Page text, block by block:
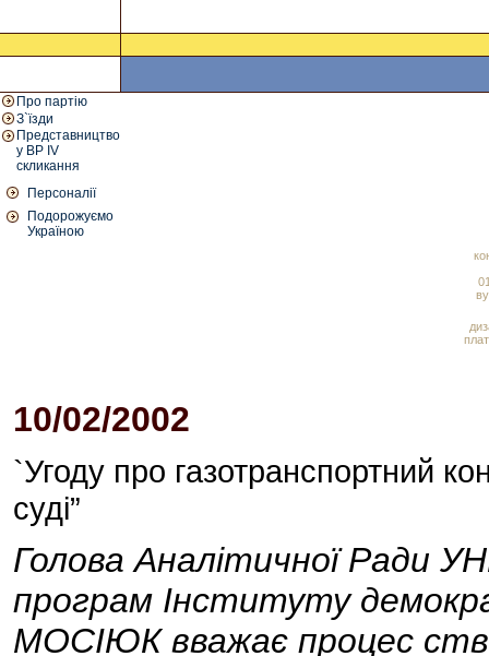
Про партію
З`їзди
Представництво
у ВР IV
скликання
Персоналії
Подорожуємо
Україною
10/02/2002
`Угоду про газотранспортний
суді”
Голова Аналітичної Ради
програм Інституту
МОСІЮК вважає процес